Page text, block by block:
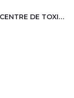
LES ANALYSES OFFERTES PAR LE CENTRE DE TOXICOLOGIE DU QUÉBEC (CTQ) EN SOUTIEN À LA MÉDECINE DES TOXICOMANIES Par Andrée-Anne Marcoux et Nicolas Caron